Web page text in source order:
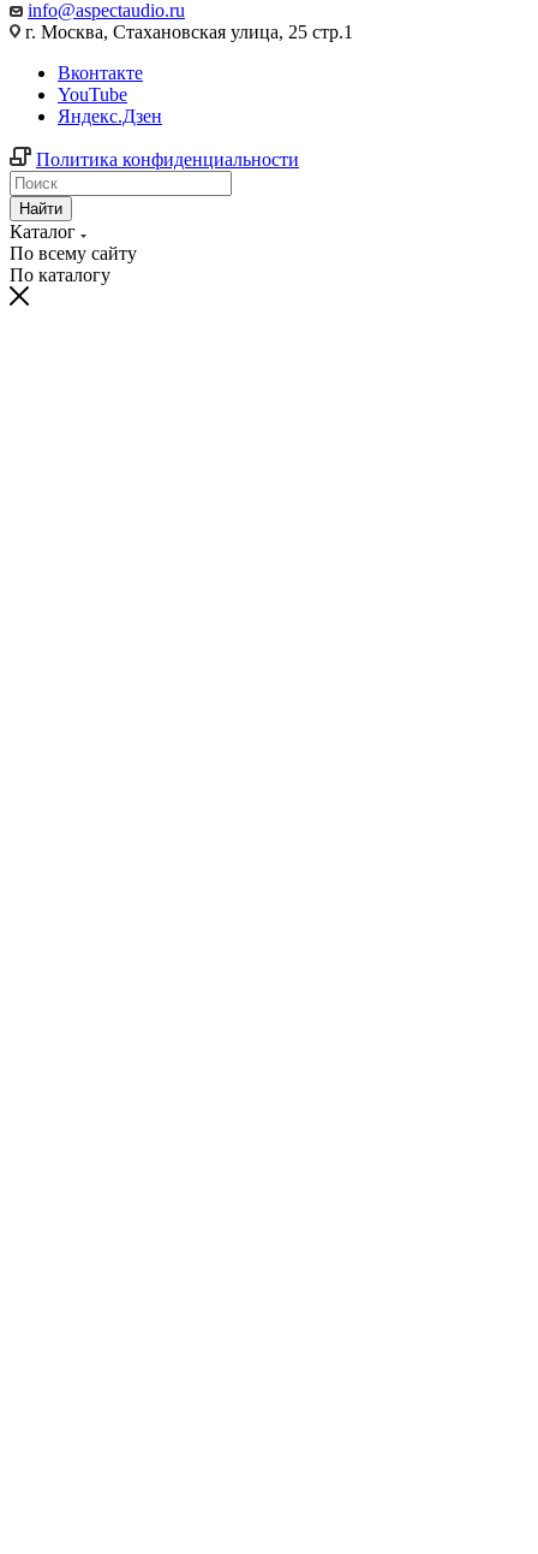
info@aspectaudio.ru
г. Москва, Стахановская улица, 25 стр.1
Вконтакте
YouTube
Яндекс.Дзен
Политика конфиденциальности
Найти
Каталог
По всему сайту
По каталогу